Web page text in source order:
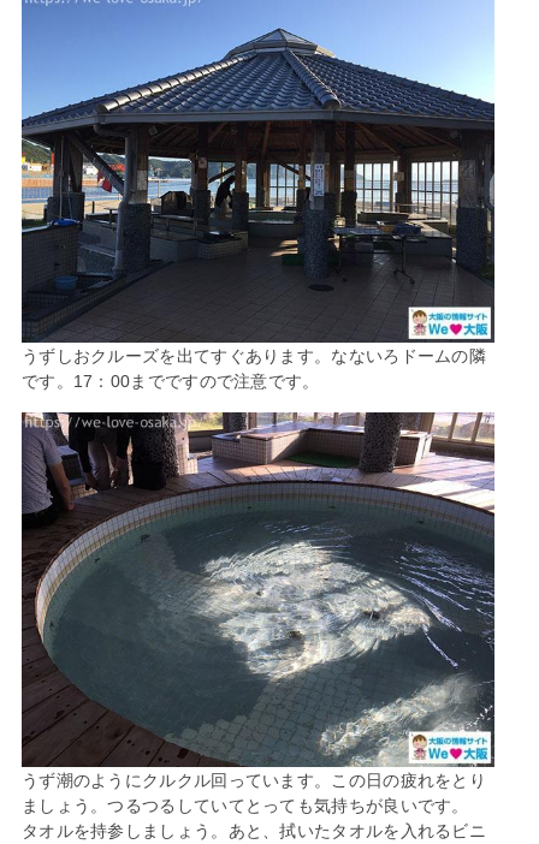
うずしおクルーズを出てすぐあります。なないろドームの隣
です。17：00までですので注意です。
うず潮のようにクルクル回っています。この日の疲れをとり
ましょう。つるつるしていてとっても気持ちが良いです。
タオルを持参しましょう。あと、拭いたタオルを入れるビニ